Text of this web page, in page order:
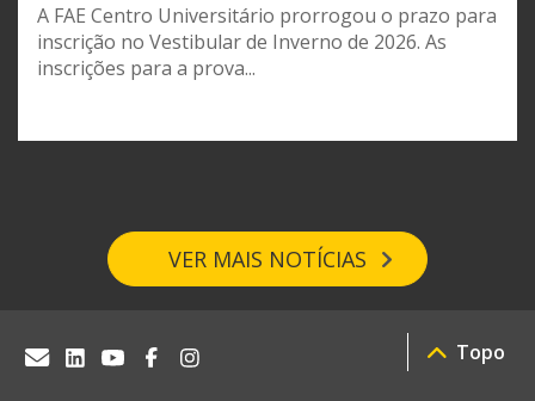
A FAE Centro Universitário prorrogou o prazo para
inscrição no Vestibular de Inverno de 2026. As
inscrições para a prova...
VER MAIS NOTÍCIAS
Topo